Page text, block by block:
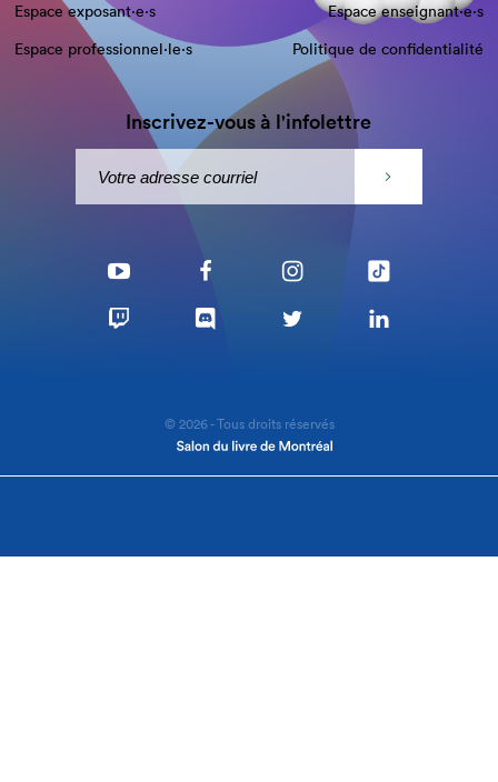
Espace exposant·e⋅s
Espace enseignant·e⋅s
Espace professionnel·le⋅s
Politique de confidentialité
Inscrivez-vous à l'infolettre
© 2026 - Tous droits réservés